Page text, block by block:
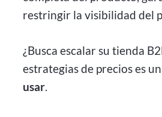
restringir la visibilidad del
¿Busca escalar su tienda
estrategias de precios es
usar.